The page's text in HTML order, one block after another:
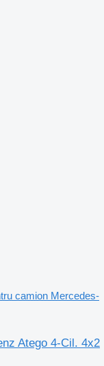
camion Mercedes-
Atego 4-Cil. 4x2